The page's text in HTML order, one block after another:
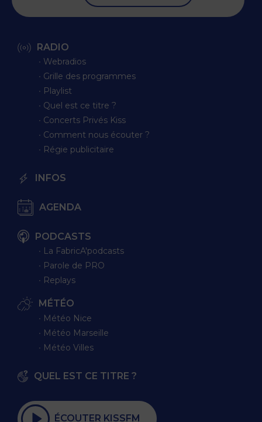
RADIO
∙ Webradios
∙ Grille des programmes
∙ Playlist
∙ Quel est ce titre ?
∙ Concerts Privés Kiss
∙ Comment nous écouter ?
∙ Régie publicitaire
INFOS
AGENDA
PODCASTS
∙ La FabricA'podcasts
∙ Parole de PRO
∙ Replays
MÉTÉO
∙ Météo Nice
∙ Météo Marseille
∙ Météo Villes
QUEL EST CE TITRE ?
ÉCOUTER KISSFM